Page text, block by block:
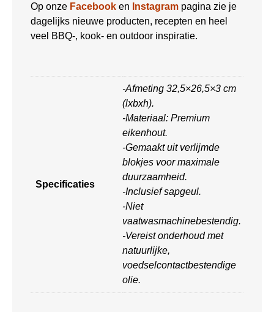
Op onze Facebook en Instagram pagina zie je
dagelijks nieuwe producten, recepten en heel
veel BBQ-, kook- en outdoor inspiratie.
Specificaties
-Afmeting 32,5×26,5×3 cm
(lxbxh).
-Materiaal: Premium
eikenhout.
-Gemaakt uit verlijmde
blokjes voor maximale
duurzaamheid.
-Inclusief sapgeul.
-Niet
vaatwasmachinebestendig.
-Vereist onderhoud met
natuurlijke,
voedselcontactbestendige
olie.